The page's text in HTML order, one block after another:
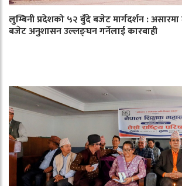
लुम्बिनी प्रदेशको ५२ बुँदे बजेट मार्गदर्शन : असारमा
बजेट अनुशासन उल्लङ्घन गर्नेलाई कारबाही